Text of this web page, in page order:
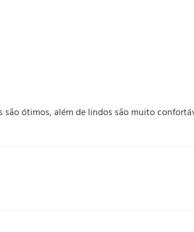
ótimos, além de lindos são muito